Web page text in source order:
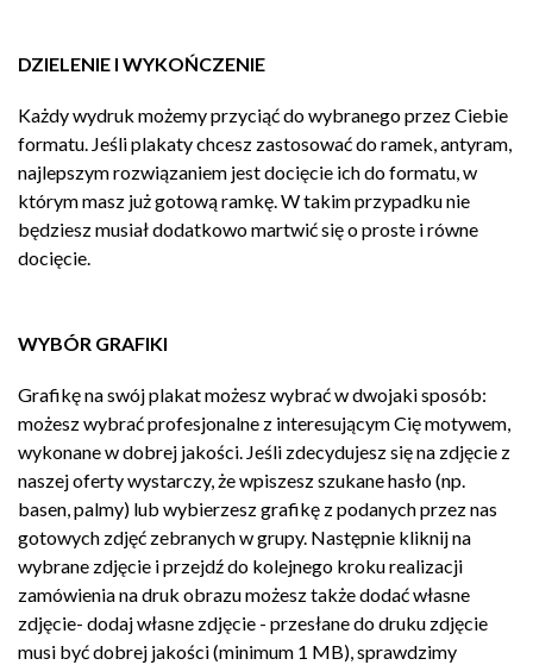
DZIELENIE I WYKOŃCZENIE
Każdy wydruk możemy przyciąć do wybranego przez Ciebie
formatu. Jeśli plakaty chcesz zastosować do ramek, antyram,
najlepszym rozwiązaniem jest docięcie ich do formatu, w
którym masz już gotową ramkę. W takim przypadku nie
będziesz musiał dodatkowo martwić się o proste i równe
docięcie.
WYBÓR GRAFIKI
Grafikę na swój plakat możesz wybrać w dwojaki sposób:
możesz wybrać profesjonalne z interesującym Cię motywem,
wykonane w dobrej jakości. Jeśli zdecydujesz się na zdjęcie z
naszej oferty wystarczy, że wpiszesz szukane hasło (np.
basen, palmy) lub wybierzesz grafikę z podanych przez nas
gotowych zdjęć zebranych w grupy. Następnie kliknij na
wybrane zdjęcie i przejdź do kolejnego kroku realizacji
zamówienia na druk obrazu możesz także dodać własne
zdjęcie- dodaj własne zdjęcie - przesłane do druku zdjęcie
musi być dobrej jakości (minimum 1 MB), sprawdzimy